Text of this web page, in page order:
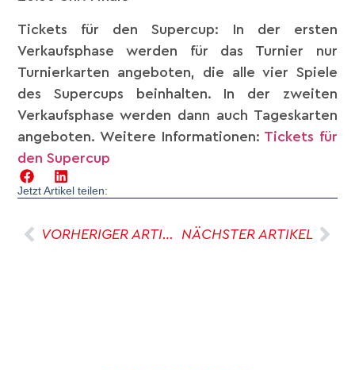
Tickets für den Supercup: In der ersten
Verkaufsphase werden für das Turnier nur
Turnierkarten angeboten, die alle vier Spiele
des Supercups beinhalten. In der zweiten
Verkaufsphase werden dann auch Tageskarten
angeboten. Weitere Informationen: Tickets für
den Supercup
Jetzt Artikel teilen:
VORHERIGER ARTIKEL NÄCHSTER ARTIKEL